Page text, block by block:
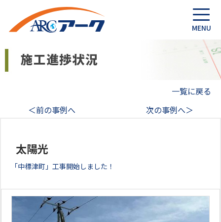
一覧に戻る
＜前の事例へ
次の事例へ＞
太陽光
「中標津町」工事開始しました！